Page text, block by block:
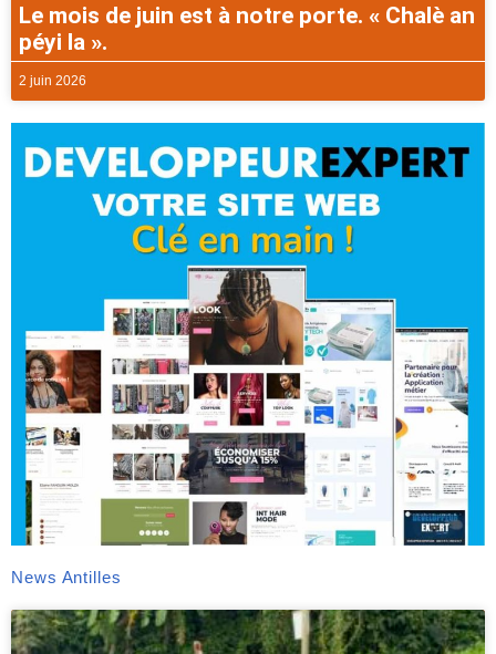
Le mois de juin est à notre porte. « Chalè an
péyi la ».
2 juin 2026
News Antilles